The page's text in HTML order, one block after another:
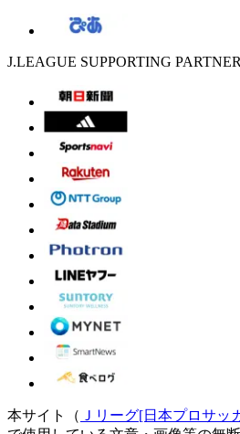
J.LEAGUE SUPPORTING
本サイト（ Ｊリーグ[日本プロサッ